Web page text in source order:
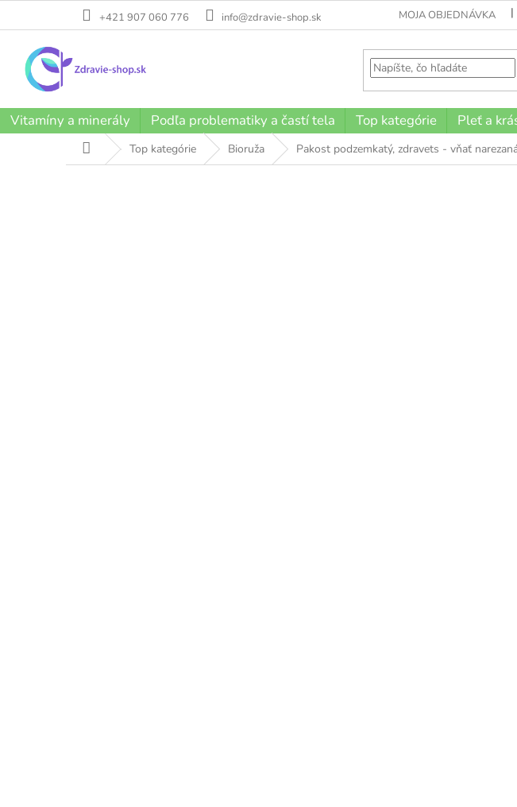
+421 907 060 776 info@zdravie-shop.sk MOJA OBJEDNÁVKA
Vitamíny a minerály Podľa problematiky a častí tela Top kategórie Pleť a
DomovTop kategórie Bioruža Pakost podzemkatý, zdravets - vňať